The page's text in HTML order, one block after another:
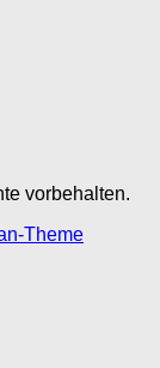
vorbehalten.
Theme